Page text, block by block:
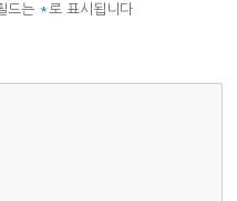
드는 * 로 표시됩니다